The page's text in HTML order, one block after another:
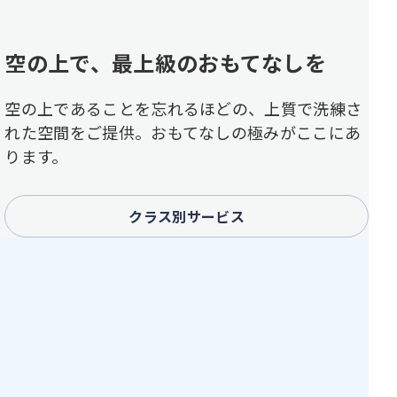
空の上で、最上級のおもてなしを
空の上であることを忘れるほどの、上質で洗練さ
れた空間をご提供。おもてなしの極みがここにあ
ります。
クラス別サービス